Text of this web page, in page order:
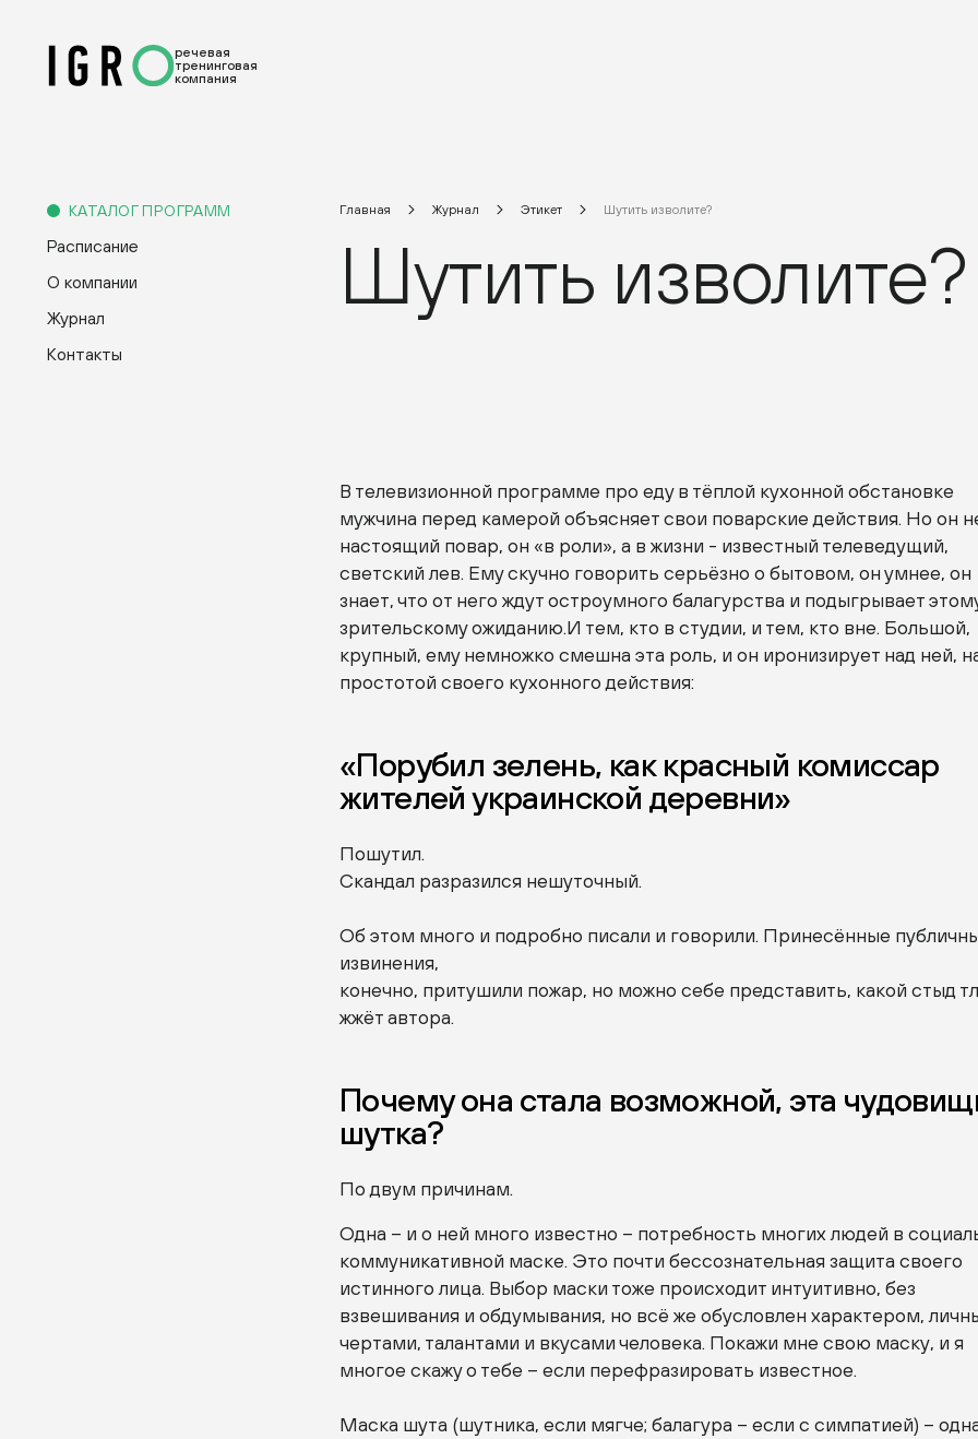
речевая
тренинговая
компания
КАТАЛОГ ПРОГРАММ
Расписание
О компании
Журнал
Контакты
Главная Журнал Этикет Шутить изволите?
Шутить изволите?
В телевизионной программе про еду в тёплой кухонной обстановке
мужчина перед камерой объясняет свои поварские действия. Но он
настоящий повар, он «в роли», а в жизни - известный телеведущий,
светский лев. Ему скучно говорить серьёзно о бытовом, он умнее, он
знает, что от него ждут остроумного балагурства и подыгрывает
зрительскому ожиданию.И тем, кто в студии, и тем, кто вне. Большой,
крупный, ему немножко смешна эта роль, и он иронизирует над ней,
простотой своего кухонного действия:
«Порубил зелень, как красный комиссар
жителей украинской деревни»
Пошутил.
Скандал разразился нешуточный.
Об этом много и подробно писали и говорили. Принесённые
извинения,
конечно, притушили пожар, но можно себе представить, какой стыд
жжёт автора.
Почему она стала возможной, эта
шутка?
По двум причинам.
Одна – и о ней много известно – потребность многих людей в
коммуникативной маске. Это почти бессознательная защита своего
истинного лица. Выбор маски тоже происходит интуитивно, без
взвешивания и обдумывания, но всё же обусловлен характером,
чертами, талантами и вкусами человека. Покажи мне свою маску, и я
многое скажу о тебе – если перефразировать известное.
Маска шута (шутника, если мягче; балагура – если с симпатией) –